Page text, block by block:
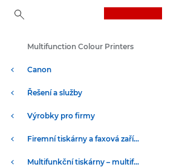
Canon
Řešení a služby
Výrobky pro firmy
Firemní tiskárny a faxová zařízení
Multifunkční tiskárny – multifunkční tiskárny
Multifunction Colour Printers